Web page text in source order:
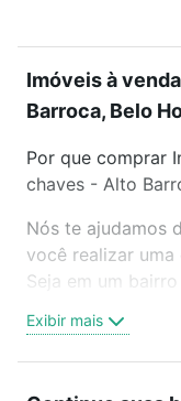
Imóveis à
Barroca, Belo
Por que comprar
chaves - Alto
Nós te ajudamos
você realizar
Seja em um
oferta ideal de
chaves - Alto
Exibir mais